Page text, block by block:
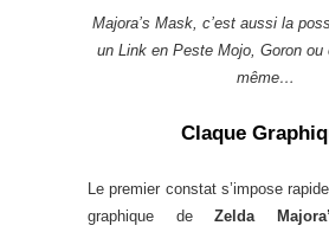
Majora’s Mask, c’est aussi la
un Link en Peste Mojo, Goron ou
même…
Claque
Le premier constat s’impose
graphique deZelda